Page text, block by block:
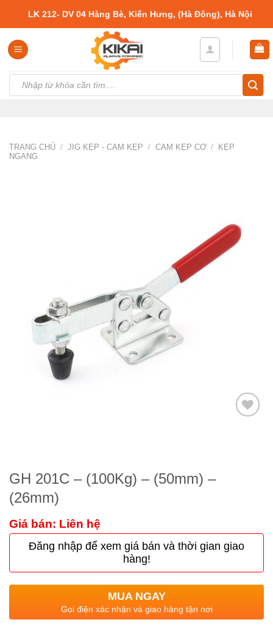
content
LK 212- DV 04 Hàng Bè, Kiến Hưng, (Hà Đông), Hà Nội
kiếm:
TRANG CHỦ / JIG KẸP - CAM KẸP / CAM KẸP CƠ /
KẸP
NGANG
GH 201C – (100Kg) – (50mm) –
(26mm)
Giá bán: Liên hệ
Đăng nhập để xem giá bán và thời gian giao
hàng!
MUA NGAY
Gọi điện xác nhận và giao hàng tận nơi